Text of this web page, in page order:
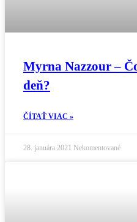
Myrna Nazzour –
deň?
ČÍTAŤ VIAC »
28. januára 2021 Nekomentované